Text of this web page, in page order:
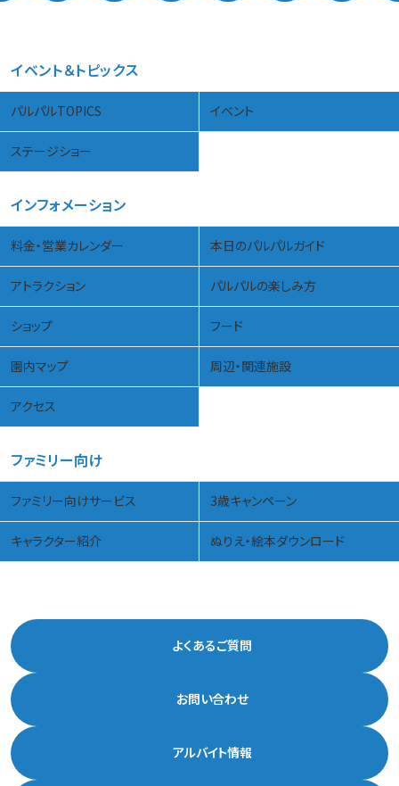
イベント＆トピックス
パルパルTOPICS イベント
ステージショー
インフォメーション
料金・営業カレンダー 本日のパルパルガイド
アトラクション パルパルの楽しみ方
ショップ フード
園内マップ 周辺・関連施設
アクセス
ファミリー向け
ファミリー向けサービス 3歳キャンペーン
キャラクター紹介 ぬりえ・絵本ダウンロード
よくあるご質問
お問い合わせ
アルバイト情報